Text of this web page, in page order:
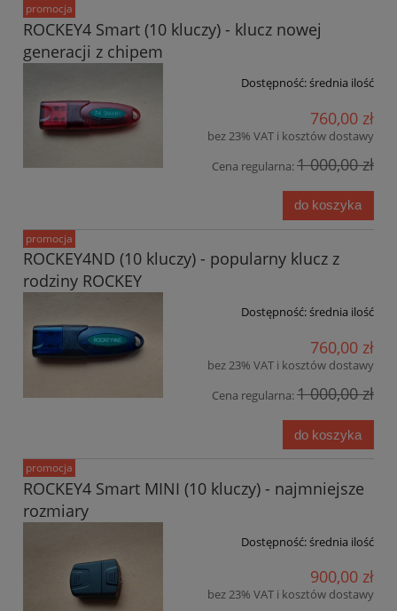
ROCKEY4 Smart (10 kluczy) - klucz nowej
generacji z chipem
Dostępność:średnia ilość
760,00 zł
bez 23% VAT i kosztów dostawy
Cena regularna:1 000,00 zł
do koszyka
promocja
ROCKEY4ND (10 kluczy) - popularny klucz z
rodziny ROCKEY
Dostępność:średnia ilość
760,00 zł
bez 23% VAT i kosztów dostawy
Cena regularna:1 000,00 zł
do koszyka
promocja
ROCKEY4 Smart MINI (10 kluczy) - najmniejsze
rozmiary
Dostępność:średnia ilość
900,00 zł
bez 23% VAT i kosztów dostawy
promocja